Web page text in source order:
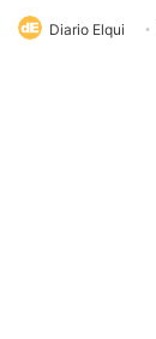
Diario Elqui